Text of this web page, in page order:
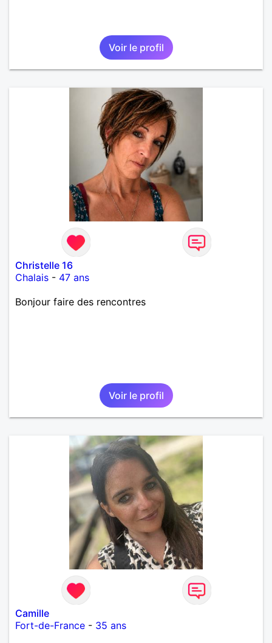
Voir le profil
Christelle 16
Chalais - 47 ans
Bonjour faire des rencontres
Voir le profil
Camille
Fort-de-France - 35 ans